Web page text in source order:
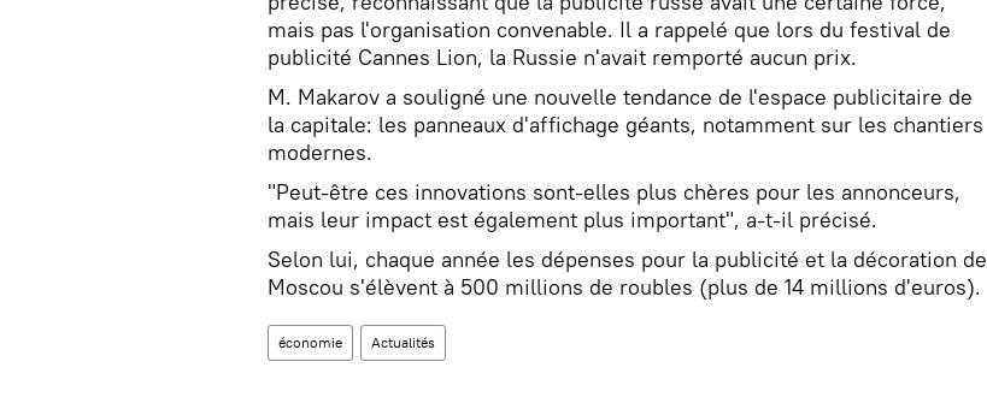
mais pas l'organisation convenable. Il a rappelé que lors du festival de
publicité Cannes Lion, la Russie n'avait remporté aucun prix.
M. Makarov a souligné une nouvelle tendance de l'espace publicitaire de
la capitale: les panneaux d'affichage géants, notamment sur les chantiers
modernes.
"Peut-être ces innovations sont-elles plus chères pour les annonceurs,
mais leur impact est également plus important", a-t-il précisé.
Selon lui, chaque année les dépenses pour la publicité et la décoration de
Moscou s'élèvent à 500 millions de roubles (plus de 14 millions d'euros).
économie Actualités